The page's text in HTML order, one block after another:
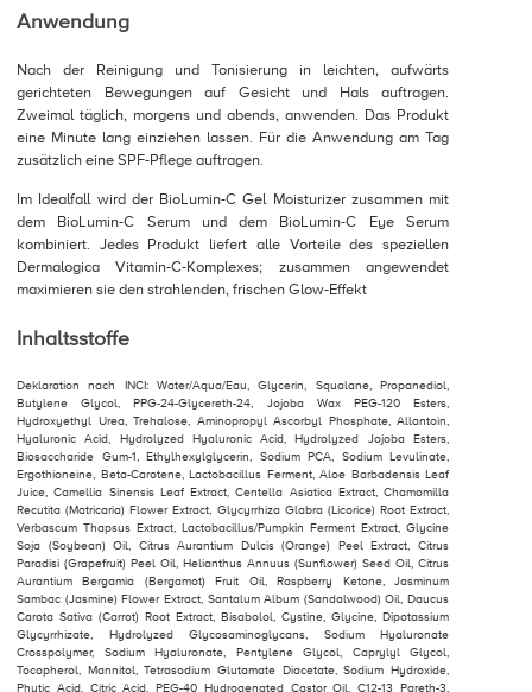
Anwendung
Nach der Reinigung und Tonisierung in leichten, aufwärts
gerichteten Bewegungen auf Gesicht und Hals auftragen.
Zweimal täglich, morgens und abends, anwenden. Das Produkt
eine Minute lang einziehen lassen. Für die Anwendung am Tag
zusätzlich eine SPF-Pflege auftragen.
Im Idealfall wird der BioLumin-C Gel Moisturizer zusammen mit
dem BioLumin-C Serum und dem BioLumin-C Eye Serum
kombiniert. Jedes Produkt liefert alle Vorteile des speziellen
Dermalogica Vitamin-C-Komplexes; zusammen angewendet
maximieren sie den strahlenden, frischen Glow-Effekt
Inhaltsstoffe
Deklaration nach INCI: Water/Aqua/Eau, Glycerin, Squalane, Propanediol,
Butylene Glycol, PPG-24-Glycereth-24, Jojoba Wax PEG-120 Esters,
Hydroxyethyl Urea, Trehalose, Aminopropyl Ascorbyl Phosphate, Allantoin,
Hyaluronic Acid, Hydrolyzed Hyaluronic Acid, Hydrolyzed Jojoba Esters,
Biosaccharide Gum-1, Ethylhexylglycerin, Sodium PCA, Sodium Levulinate,
Ergothioneine, Beta-Carotene, Lactobacillus Ferment, Aloe Barbadensis Leaf
Juice, Camellia Sinensis Leaf Extract, Centella Asiatica Extract, Chamomilla
Recutita (Matricaria) Flower Extract, Glycyrrhiza Glabra (Licorice) Root Extract,
Verbascum Thapsus Extract, Lactobacillus/Pumpkin Ferment Extract, Glycine
Soja (Soybean) Oil, Citrus Aurantium Dulcis (Orange) Peel Extract, Citrus
Paradisi (Grapefruit) Peel Oil, Helianthus Annuus (Sunﬂower) Seed Oil, Citrus
Aurantium Bergamia (Bergamot) Fruit Oil, Raspberry Ketone, Jasminum
Sambac (Jasmine) Flower Extract, Santalum Album (Sandalwood) Oil, Daucus
Carota Sativa (Carrot) Root Extract, Bisabolol, Cystine, Glycine, Dipotassium
Glycyrrhizate, Hydrolyzed Glycosaminoglycans, Sodium Hyaluronate
Crosspolymer, Sodium Hyaluronate, Pentylene Glycol, Caprylyl Glycol,
Tocopherol, Mannitol, Tetrasodium Glutamate Diacetate, Sodium Hydroxide,
Phytic Acid, Citric Acid, PEG-40 Hydrogenated Castor Oil, C12-13 Pareth-3,